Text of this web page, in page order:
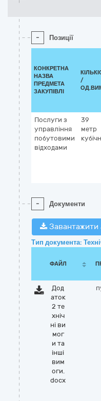
- Позиції
КОНКРЕТНА
НАЗВА
ПРЕДМЕТА
ЗАКУПІВЛІ
/
Послуги з
управління
побутовими
відходами
39
метр
- Документи
Завантажити
Тип документа:
ФАЙЛ
Дод
аток
2 те
хніч
ні ви
мог
и та
інші
вим
оги.
docx